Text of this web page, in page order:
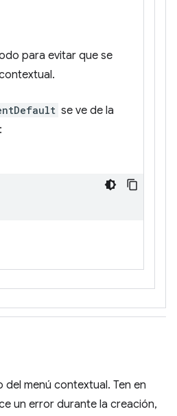
para evitar que se
se ve de la
del menú contextual. Ten en
un error durante la creación,